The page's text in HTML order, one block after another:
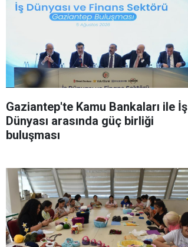
Gaziantep'te Kamu Bankaları ile İş
Dünyası arasında güç birliği
buluşması